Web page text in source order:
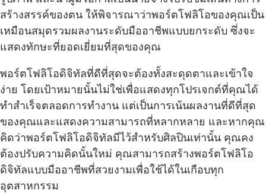
สร้างสรรค์ของตน ให้พิจารณาว่าพอร์ตโฟลิโอของคุณเป็น
เหมือนสมุดรวมผลงานระดับมืออาชีพแบบยกระดับ ซึ่งจะ
แสดงทักษะที่ยอดเยี่ยมที่สุดของคุณ
พอร์ตโฟลิโอดิจิทัลที่ดีที่สุดจะต้องทั้งสะดุดตาและเข้าใจ
ง่าย โดยเป้าหมายนั้นไม่ใช่เพื่อแสดงทุกโปรเจกต์ที่คุณได้
ทำสำเร็จตลอดการทำงาน แต่เป็นการเน้นผลงานที่ดีที่สุด
ของคุณและแสดงความสามารถที่หลากหลาย และหากคุณ
คิดว่าพอร์ตโฟลิโอดิจิทัลมีไว้สำหรับศิลปินเท่านั้น คุณคง
ต้องปรับความคิดนั้นใหม่ คุณสามารถสร้างพอร์ตโฟลิโอ
ดิจิทัลแบบมืออาชีพที่สวยงามเพื่อใช้ได้ในเกือบทุก
อุตสาหกรรม